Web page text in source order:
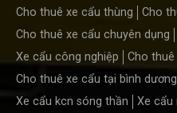
Cho thuê xe cẩu thùng
Cho
Cho thuê xe cẩu chuyên dụng
Xe cẩu công nghiệp
Cho
Cho thuê xe cẩu tại bình dương
Xe cẩu kcn sóng thần
Xe cẩu